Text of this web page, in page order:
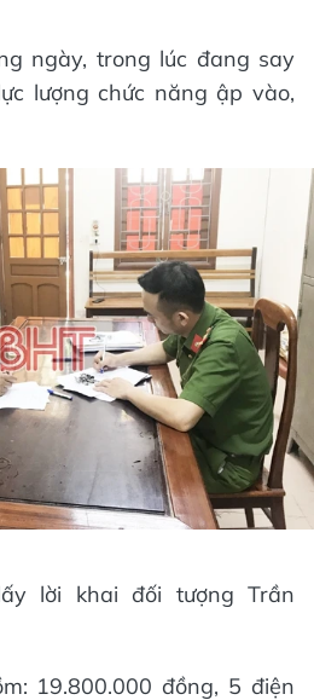
ngày, trong lúc đang say
lượng chức năng ập vào,
lời khai đối tượng Trần
19.800.000 đồng, 5 điện